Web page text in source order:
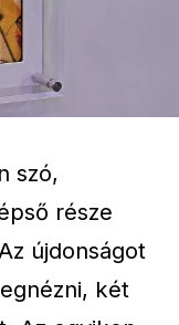
szó,
része
újdonságot
két